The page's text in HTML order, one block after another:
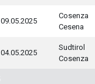
09.05.2025
Cosenza
Cesena
04.05.2025
Sudtirol
Cosenza